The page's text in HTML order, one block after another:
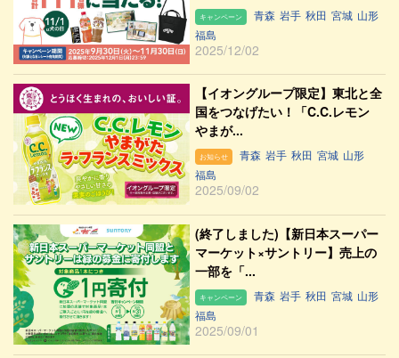
キャンペーン 青森 岩手 秋田 宮城 山形
福島
2025/12/02
【イオングループ限定】東北と全
国をつなげたい！「C.C.レモン
やまが...
お知らせ 青森 岩手 秋田 宮城 山形
福島
2025/09/02
(終了しました)【新日本スーパー
マーケット×サントリー】売上の
一部を「...
キャンペーン 青森 岩手 秋田 宮城 山形
福島
2025/09/01